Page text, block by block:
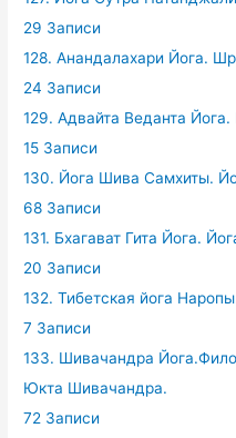
29 Записи
128. Анандалахари Йога.
24 Записи
129. Адвайта Веданта
15 Записи
130. Йога Шива Самхиты.
68 Записи
131. Бхагават Гита Йога.
20 Записи
132. Тибетская йога
7 Записи
133. Шивачандра
Юкта Шивачандра.
72 Записи